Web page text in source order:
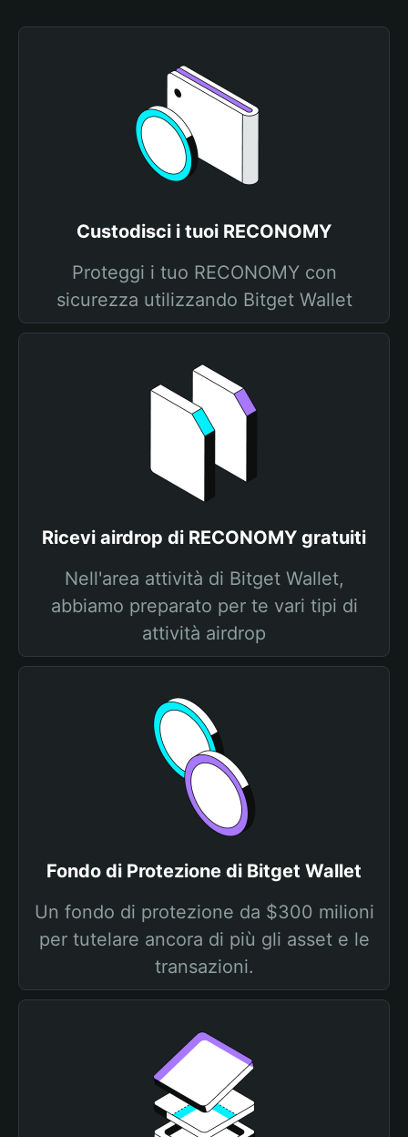
Custodisci i tuoi RECONOMY
Proteggi i tuo RECONOMY con
sicurezza utilizzando Bitget Wallet
Ricevi airdrop di RECONOMY gratuiti
Nell'area attività di Bitget Wallet,
abbiamo preparato per te vari tipi di
attività airdrop
Fondo di Protezione di Bitget Wallet
Un fondo di protezione da $300 milioni
per tutelare ancora di più gli asset e le
transazioni.